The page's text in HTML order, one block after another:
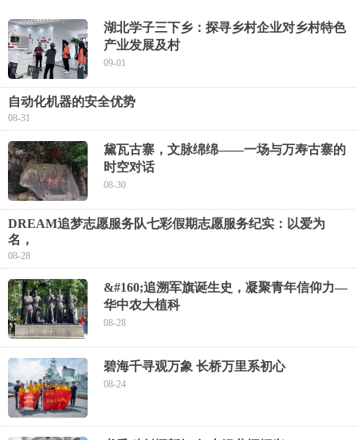
湖北学子三下乡：探寻乡村企业对乡村特色
产业发展及村
09-01
自动化机器的安全优势
08-31
黛瓦古寨，文脉绵绵——一场与万寿古寨的
时空对话
08-30
DREAM追梦志愿服务队七彩假期志愿服务纪实：以爱为
名，
08-28
&#160;追溯军旗诞生史，凝聚青年信仰力—
华中农大植科
08-28
碧海千寻观万象 长桥万里系初心
08-24